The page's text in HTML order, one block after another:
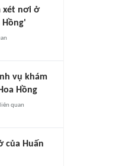
xét nơi ở
Hồng'
vụ khám
Hồng
quan
của Huấn